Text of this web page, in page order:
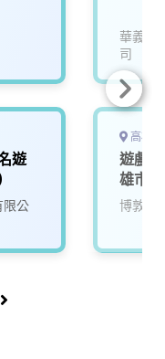
遊
限公
華義國
司
高雄
遊戲
雄市)
博敦電